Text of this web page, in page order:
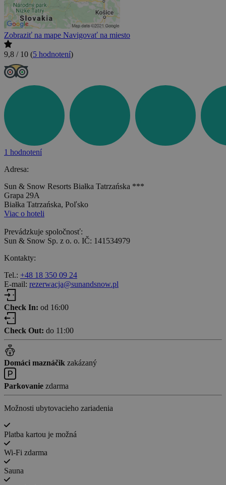
Zobraziť na mape Navigovať na miesto
9,8 / 10 (5 hodnotení)
1 hodnotení
Adresa:
Sun & Snow Resorts Białka Tatrzańska ***
Grapa 29A
Białka Tatrzańska, Poľsko
Viac o hoteli
Prevádzkuje spoločnosť:
Sun & Snow Sp. z o. o. IČ: 141534979
Kontakty:
Tel.: +48 18 350 09 24
E-mail: rezerwacja@sunandsnow.pl
Check In: od 16:00
Check Out: do 11:00
Domáci maznáčik zakázaný
Parkovanie zdarma
Možnosti ubytovacieho zariadenia
Platba kartou je možná
Wi-Fi zdarma
Sauna